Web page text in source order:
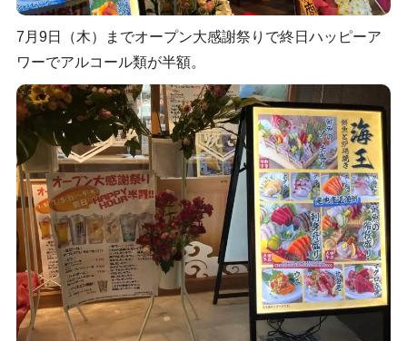
7月9日（木）までオープン大感謝祭りで終日ハッピーア
ワーでアルコール類が半額。